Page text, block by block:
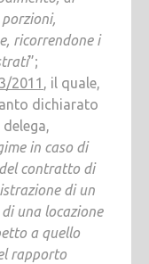
ricorrendone i
”;
2011 , il quale,
dichiarato
in caso di
contratto di
di un
una locazione
a quello
rapporto